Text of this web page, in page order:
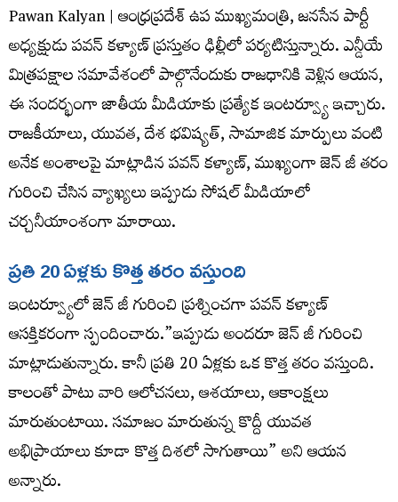
Pawan Kalyan | ఆంధ్రప్రదేశ్ ఉప ముఖ్యమంత్రి, జనసేన పార్టీ
అధ్యక్షుడు పవన్ కళ్యాణ్ ప్రస్తుతం ఢిల్లీలో పర్యటిస్తున్నారు. ఎన్డీయే
మిత్రపక్షాల సమావేశంలో పాల్గొనేందుకు రాజధానికి వెళ్లిన ఆయన,
ఈ సందర్భంగా జాతీయ మీడియాకు ప్రత్యేక ఇంటర్వ్యూ ఇచ్చారు.
రాజకీయాలు, యువత, దేశ భవిష్యత్, సామాజిక మార్పులు వంటి
అనేక అంశాలపై మాట్లాడిన పవన్ కళ్యాణ్, ముఖ్యంగా జెన్ జీ తరం
గురించి చేసిన వ్యాఖ్యలు ఇప్పుడు సోషల్ మీడియాలో
చర్చనీయాంశంగా మారాయి.
ప్రతి 20 ఏళ్లకు కొత్త తరం వస్తుంది
ఇంటర్వ్యూలో జెన్ జీ గురించి ప్రశ్నించగా పవన్ కళ్యాణ్
ఆసక్తికరంగా స్పందించారు.”ఇప్పుడు అందరూ జెన్ జీ గురించి
మాట్లాడుతున్నారు. కానీ ప్రతి 20 ఏళ్లకు ఒక కొత్త తరం వస్తుంది.
కాలంతో పాటు వారి ఆలోచనలు, ఆశయాలు, ఆకాంక్షలు
మారుతుంటాయి. సమాజం మారుతున్న కొద్దీ యువత
అభిప్రాయాలు కూడా కొత్త దిశలో సాగుతాయి” అని ఆయన
అన్నారు.